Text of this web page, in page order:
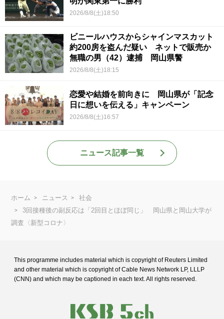
2026/8/8(土)18:50
ビニールハウスからシャインマスカット
約200房を盗んだ疑い ネットで販売か
無職の男（42）逮捕 岡山県警
2026/8/8(土)18:15
恋愛や結婚を前向きに 岡山県が「記念
日に想いを伝える」キャンペーン
2026/8/8(土)16:57
ニュース記事一覧
ホーム ニュース
社会
3回接種後の副反応は「2回目とほぼ同じ」 岡山県と岡山大学が
調査〈新型コロナ〉
This programme includes material which is copyright of Reuters Limited
and other material which is copyright of Cable News Network LP, LLLP
(CNN) and which may be captioned in each text. All rights reserved.